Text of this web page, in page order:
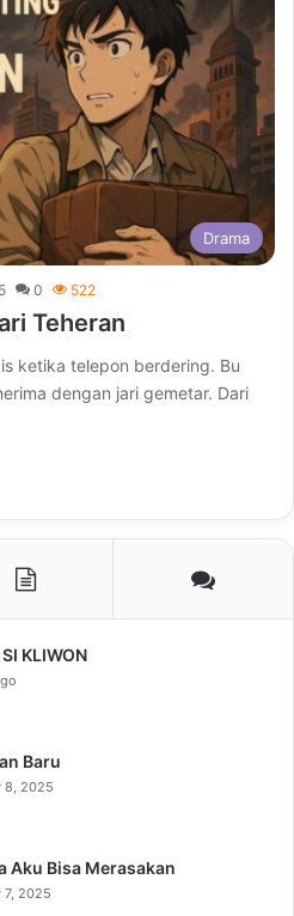
Drama
0 522
Teheran
ketika telepon berdering. Bu
dengan jari gemetar. Dari
KLIWON
Baru
8, 2025
Aku Bisa Merasakan
7, 2025